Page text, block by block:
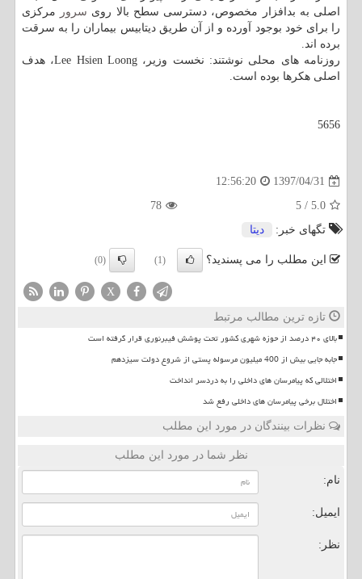
اصلی به بدافزار مخصوص، دسترسی سطح بالا روی سرور
مركزی
را برای خود بوجود آورده و از آن طریق دیتابیس بیماران را به سرقت
برده اند.
روزنامه های محلی نوشتند: نخست وزیر، Lee Hsien Loong، هدف
اصلی هكرها بوده است.
5656
1397/04/31
12:56:20
5.0
/
5
78
تگهای خبر:
دیتا
این مطلب را می پسندید؟ (1)
(0)
X
تازه ترین مطالب مرتبط
بالای ۴۰ درصد از حوزه شهری کشور تحت پوشش فیبرنوری قرار گرفته است
جابه جایی بیش از 400 میلیون مرسوله پستی از شروع دولت سیزدهم
اختلالی که پیامرسان های داخلی را به دردسر انداخت
اختلال برخی پیامرسان های داخلی رفع شد
نظرات بینندگان در مورد این مطلب
نظر شما در مورد این مطلب
نام:
ایمیل:
نظر: